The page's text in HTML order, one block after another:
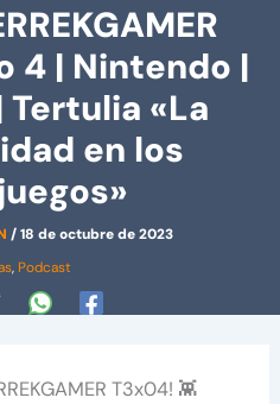
4 | Nintendo |
«La
en los
/18 de octubre de 2023
, Podcast
T3x04! 👾